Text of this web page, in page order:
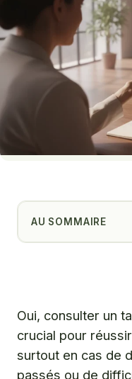
AU SOMMAIRE
Comment un
accompagne-t-il dans
tabac ?
La vape, un atout
Oui, consulter un
crucial pour
surtout en cas de
passés ou de